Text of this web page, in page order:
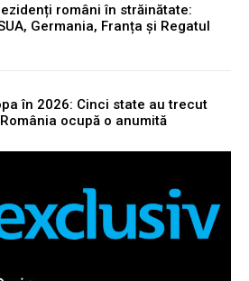
români în străinătate:
Germania, Franța și Regatul
în 2026: Cinci state au trecut
ocupă o anumită